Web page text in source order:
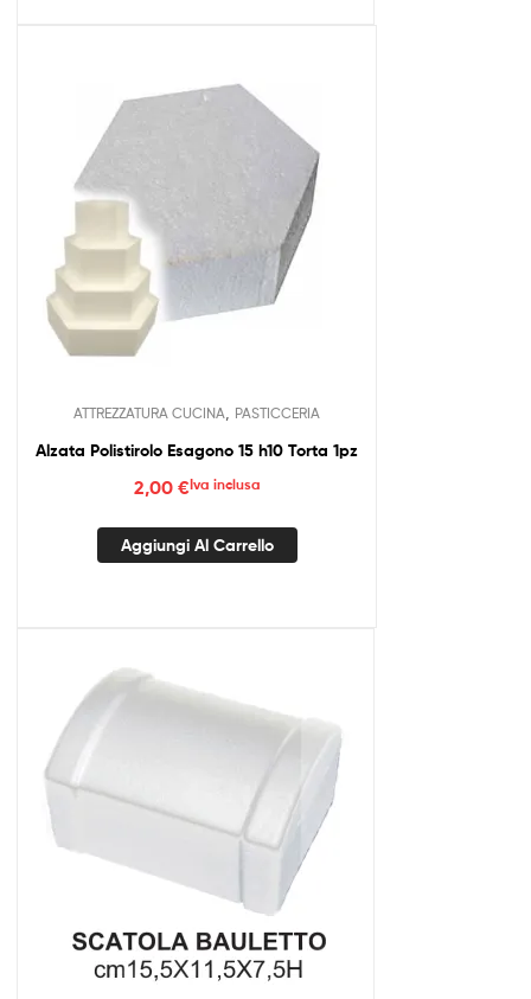
ATTREZZATURA CUCINA PASTICCERIA
Alzata Polistirolo Esagono 15 h10 Torta 1pz
2,00 €Iva inclusa
Aggiungi Al Carrello